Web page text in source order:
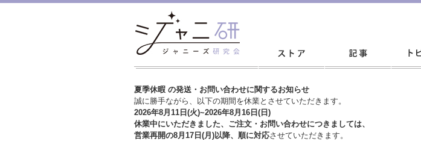
夏季休暇 の発送・お問い合わせに関するお知らせ
誠に勝手ながら、以下の期間を休業とさせていただきます。
2026年8月11日(火)~2026年8月16日(日)
休業中にいただきました、ご注文・お問い合わせにつきましては、
営業再開の8月17日(月)以降、順に対応させていただきます。